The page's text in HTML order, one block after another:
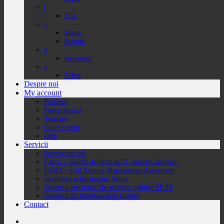
t
TCL
x
Xerox
Xiaomi
v
viewsonic
z
Zebra
Despre noi
My account
Partener
Portal facturi
Sesizare
Citire contor
Help
Servicii
Service on call
Estico – Soluții de Print & IT pentru Companii
FSMA – Full Service Maintenance Agreement
Inchiriere echipamente Xerox
Sistemul electronic de achiziții publice SEAP
Sistemul de finanțare prin Grenke
Contact